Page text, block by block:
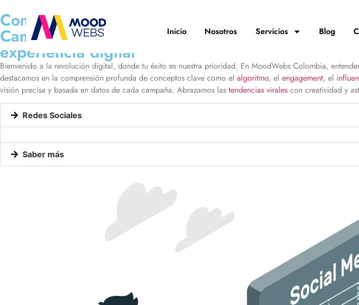
Inicio Nosotros Servicios Blog
Comencemos tu aventura
Cambiamos tu
experiencia digital
Bienvenido a la revolución digital, donde tu éxito es nuestra prioridad. En MoodWebs Colombia,
destacamos en la comprensión profunda de conceptos clave como el algoritmo, el engagement, el
visión precisa y basada en datos de cada campaña. Abrazamos las tendencias virales con creatividad y
Redes Sociales
Saber más